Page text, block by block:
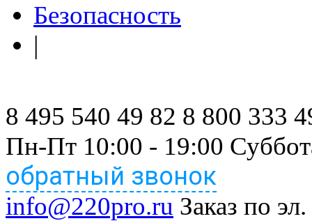
Безопасность
|
8 495 540 49 82 8 800 333
Пн-Пт 10:00 - 19:00
обратный звонок
info@220pro.ru Заказ по